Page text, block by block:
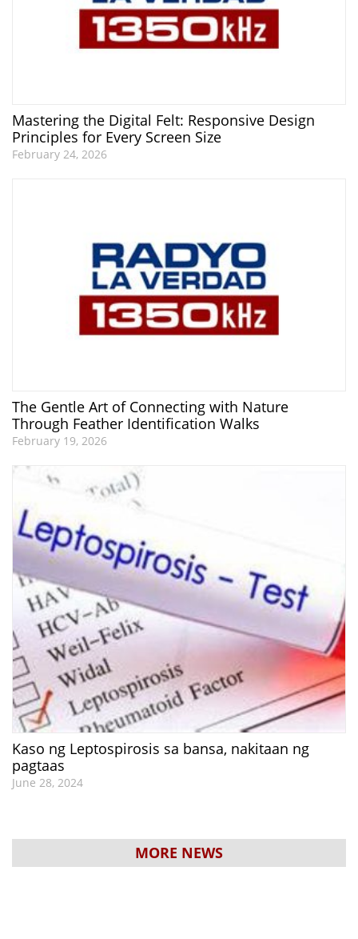
Mastering the Digital Felt: Responsive Design
Principles for Every Screen Size
February 24, 2026
The Gentle Art of Connecting with Nature
Through Feather Identification Walks
February 19, 2026
Kaso ng Leptospirosis sa bansa, nakitaan ng
pagtaas
June 28, 2024
MORE NEWS